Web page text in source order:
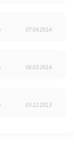
07.04.2014
06.03.2014
03.12.2013